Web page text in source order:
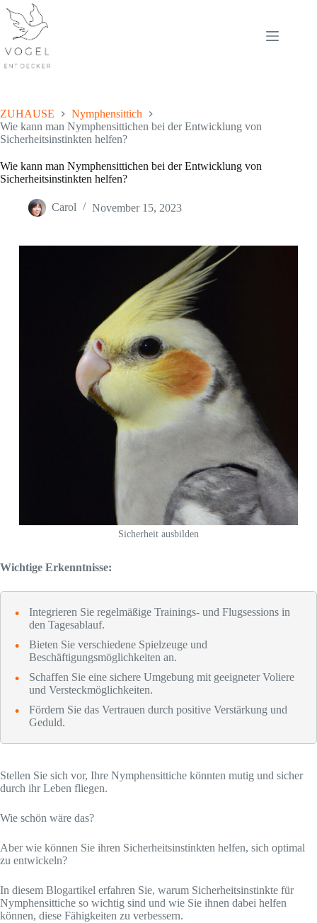
content
ZUHAUSE
Nymphensittich
Wie kann man Nymphensittichen bei der Entwicklung von
Sicherheitsinstinkten helfen?
Wie kann man Nymphensittichen bei der Entwicklung von
Sicherheitsinstinkten helfen?
Carol November 15, 2023
Sicherheit ausbilden
Wichtige Erkenntnisse:
Integrieren Sie regelmäßige Trainings- und Flugsessions in
den Tagesablauf.
Bieten Sie verschiedene Spielzeuge und
Beschäftigungsmöglichkeiten an.
Schaffen Sie eine sichere Umgebung mit geeigneter Voliere
und Versteckmöglichkeiten.
Fördern Sie das Vertrauen durch positive Verstärkung und
Geduld.
Stellen Sie sich vor, Ihre Nymphensittiche könnten mutig und sicher
durch ihr Leben fliegen.
Wie schön wäre das?
Aber wie können Sie ihren Sicherheitsinstinkten helfen, sich optimal
zu entwickeln?
In diesem Blogartikel erfahren Sie, warum Sicherheitsinstinkte für
Nymphensittiche so wichtig sind und wie Sie ihnen dabei helfen
können, diese Fähigkeiten zu verbessern.